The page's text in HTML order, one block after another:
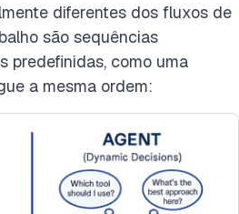
diferentes dos fluxos de
são sequências
predefinidas, como uma
a mesma ordem: